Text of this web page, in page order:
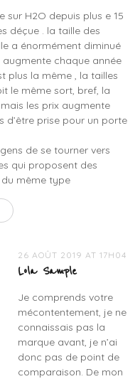
sur H2O depuis plus e 15
déçue . la taille des
a énormément diminué
augmente chaque année
plus la même , la tailles
le même sort, bref, la
les prix augmente
d’être prise pour un porte
de se tourner vers
qui proposent des
même type
26 AOÛT 2019 AT 17H04
Lola Sample
Je comprends votre
mécontentement, je ne
connaissais pas la
marque avant, je n’ai
donc pas de point de
comparaison. De mon